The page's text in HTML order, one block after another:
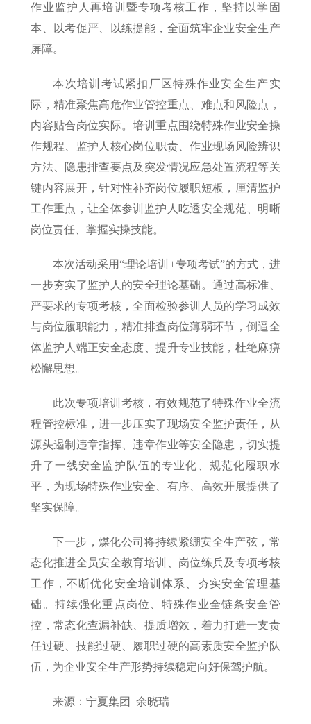
作业监护人再培训暨专项考核工作，坚持以学固
本、以考促严、以练提能，全面筑牢企业安全生产
屏障。
本次培训考试紧扣厂区特殊作业安全生产实
际，精准聚焦高危作业管控重点、难点和风险点，
内容贴合岗位实际。培训重点围绕特殊作业安全操
作规程、监护人核心岗位职责、作业现场风险辨识
方法、隐患排查要点及突发情况应急处置流程等关
键内容展开，针对性补齐岗位履职短板，厘清监护
工作重点，让全体参训监护人吃透安全规范、明晰
岗位责任、掌握实操技能。
本次活动采用“理论培训+专项考试”的方式，进
一步夯实了监护人的安全理论基础。通过高标准、
严要求的专项考核，全面检验参训人员的学习成效
与岗位履职能力，精准排查岗位薄弱环节，倒逼全
体监护人端正安全态度、提升专业技能，杜绝麻痹
松懈思想。
此次专项培训考核，有效规范了特殊作业全流
程管控标准，进一步压实了现场安全监护责任，从
源头遏制违章指挥、违章作业等安全隐患，切实提
升了一线安全监护队伍的专业化、规范化履职水
平，为现场特殊作业安全、有序、高效开展提供了
坚实保障。
下一步，煤化公司将持续紧绷安全生产弦，常
态化推进全员安全教育培训、岗位练兵及专项考核
工作，不断优化安全培训体系、夯实安全管理基
础。持续强化重点岗位、特殊作业全链条安全管
控，常态化查漏补缺、提质增效，着力打造一支责
任过硬、技能过硬、履职过硬的高素质安全监护队
伍，为企业安全生产形势持续稳定向好保驾护航。
来源：宁夏集团 余晓瑞